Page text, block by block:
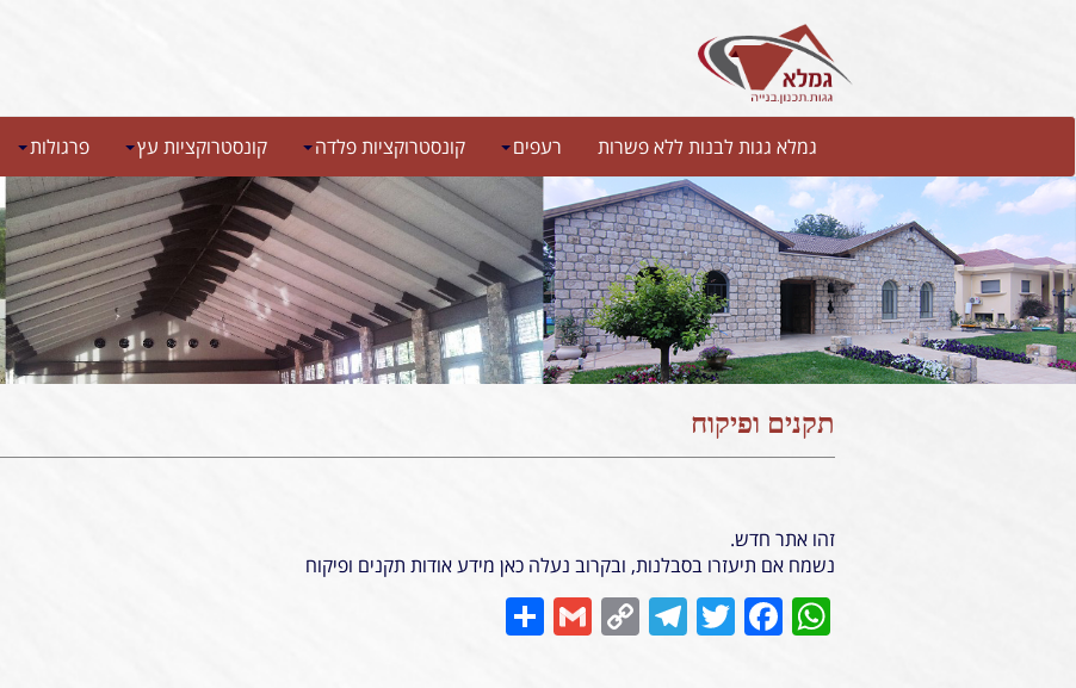
גמלא גגות לבנות ללא פשרות רעפים קונסטרוקציות פלדה קונסטרוקציות עץ פרגולות
תקנים ופיקוח
זהו אתר חדש.
נשמח אם תיעזרו בסבלנות, ובקרוב נעלה כאן מידע אודות תקנים ופיקוח
WhatsApp
Facebook
Twitter
Telegram
Copy
Gmail